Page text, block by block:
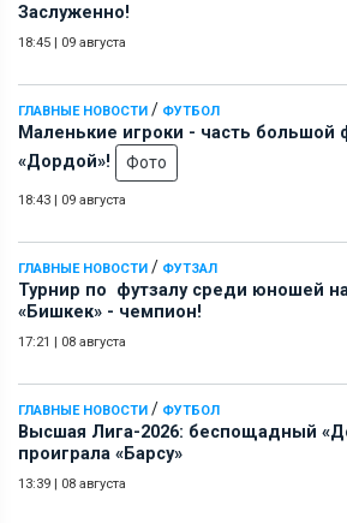
Заслуженно!
18:45 | 09 августа
ГЛАВНЫЕ НОВОСТИ / ФУТБОЛ
Маленькие игроки - часть большой
«Дордой»!
Фото
18:43 | 09 августа
ГЛАВНЫЕ НОВОСТИ / ФУТЗАЛ
Турнир по футзалу среди юношей
«Бишкек» - чемпион!
17:21 | 08 августа
ГЛАВНЫЕ НОВОСТИ / ФУТБОЛ
Высшая Лига-2026: беспощадный
проиграла «Барсу»
13:39 | 08 августа